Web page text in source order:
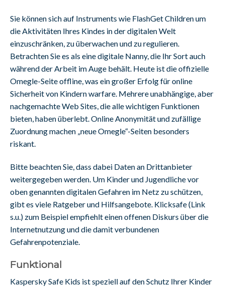
Sie können sich auf Instruments wie FlashGet Children um
die Aktivitäten Ihres Kindes in der digitalen Welt
einzuschränken, zu überwachen und zu regulieren.
Betrachten Sie es als eine digitale Nanny, die Ihr Sort auch
während der Arbeit im Auge behält. Heute ist die offizielle
Omegle-Seite offline, was ein großer Erfolg für online
Sicherheit von Kindern warfare. Mehrere unabhängige, aber
nachgemachte Web Sites, die alle wichtigen Funktionen
bieten, haben überlebt. Online Anonymität und zufällige
Zuordnung machen „neue Omegle“-Seiten besonders
riskant.
Bitte beachten Sie, dass dabei Daten an Drittanbieter
weitergegeben werden. Um Kinder und Jugendliche vor
oben genannten digitalen Gefahren im Netz zu schützen,
gibt es viele Ratgeber und Hilfsangebote. Klicksafe (Link
s.u.) zum Beispiel empfiehlt einen offenen Diskurs über die
Internetnutzung und die damit verbundenen
Gefahrenpotenziale.
Funktional
Kaspersky Safe Kids ist speziell auf den Schutz Ihrer Kinder